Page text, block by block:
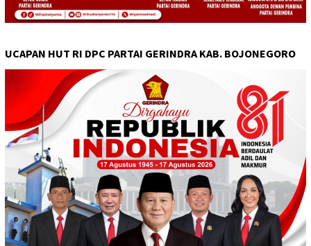
UCAPAN HUT RI DPC PARTAI GERINDRA KAB. BOJONEGORO